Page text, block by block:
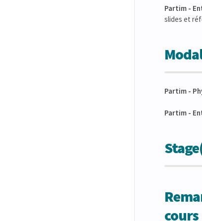
Partim -
slides et
Partim -
Partim -
cours